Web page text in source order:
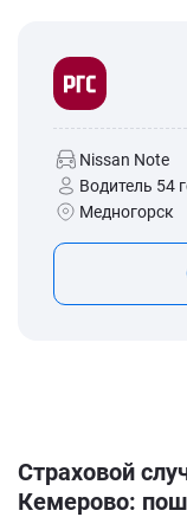
Nissan Note
Водитель 54
Медногорск
Страховой
Кемерово: